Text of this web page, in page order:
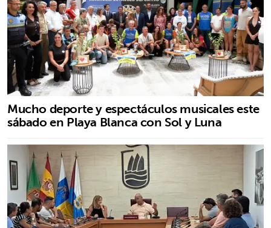
Mucho deporte y espectáculos musicales este
sábado en Playa Blanca con Sol y Luna